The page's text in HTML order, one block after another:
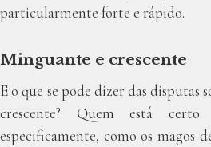
particularmente forte e rápido.
Minguante e crescente
E o que se pode dizer das disputas
crescente? Quem está
especificamente, como os magos